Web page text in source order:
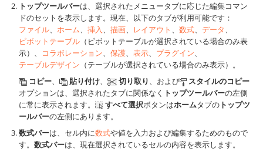
トップツールバーは、選択されたメニュータブに応じた編集コマン
ドのセットを表示します。現在、以下のタブが利用可能です：
ファイル、 ホーム、 挿入、 描画、 レイアウト 、 数式、 データ、
ピボットテーブル （ピボットテーブルが選択されている場合のみ表
示）、
コラボレーション、 保護、 表示、 プラグイン、
テーブルデザイン （テーブルが選択されている場合のみ表示）。
コピー、 貼り付け、 切り取り、および
スタイルのコピー
オプションは、選択されたタブに関係なく トップツールバーの左側
に常に表示されます。
すべて選択ボタンはホームタブの トップツ
ールバーの左側にあります。
数式バーは、セル内に数式や値を入力および編集するためのもので
す。 数式バーは、現在選択されているセルの内容を表示します。